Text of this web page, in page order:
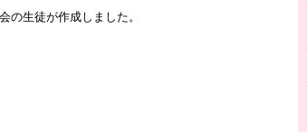
の生徒が作成しました。